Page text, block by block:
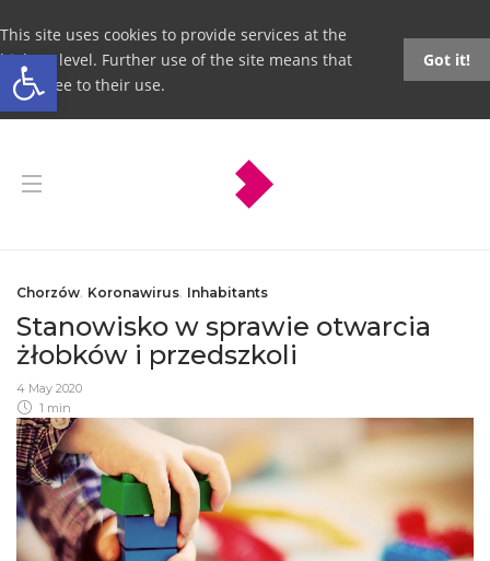
Open toolbar
This site uses cookies to provide services at the
highest level. Further use of the site means that
you agree to their use.
Got it!
Chorzów, Koronawirus, Inhabitants
Stanowisko w sprawie otwarcia
żłobków i przedszkoli
4 May 2020
1 min